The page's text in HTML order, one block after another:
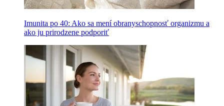
Imunita po 40: Ako sa mení obranyschopnosť organizmu a
ako ju prirodzene podporiť